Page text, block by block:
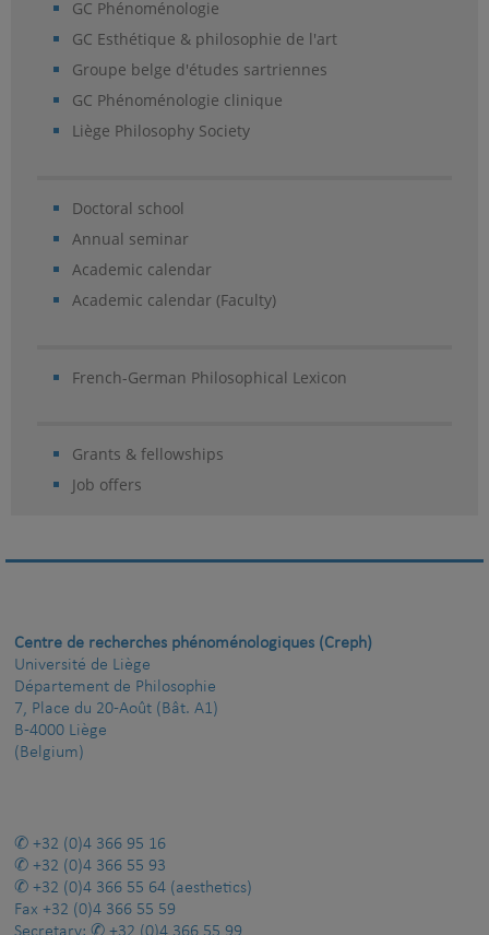
GC Phénoménologie
GC Esthétique & philosophie de l'art
Groupe belge d'études sartriennes
GC Phénoménologie clinique
Liège Philosophy Society
Doctoral school
Annual seminar
Academic calendar
Academic calendar (Faculty)
French-German Philosophical Lexicon
Grants & fellowships
Job offers
Centre de recherches phénoménologiques (Creph)
Université de Liège
Département de Philosophie
7, Place du 20-Août (Bât. A1)
B-4000 Liège
(Belgium)
+32 (0)4 366 95 16
+32 (0)4 366 55 93
+32 (0)4 366 55 64 (aesthetics)
Fax +32 (0)4 366 55 59